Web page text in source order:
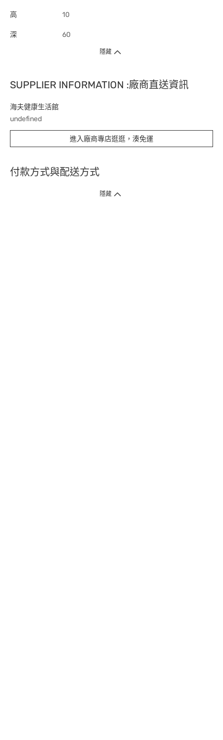
高 10
深 60
隱藏
SUPPLIER INFORMATION :廠商直送資訊
海夫健康生活館
undefined
進入廠商專店逛逛，湊免運
付款方式與配送方式
隱藏